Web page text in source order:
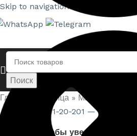
Skip to navigation
Поиск
Главная страница » Магазин
Нажмите, чтобы увеличить